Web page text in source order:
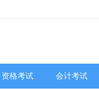
资格考试 会计考试